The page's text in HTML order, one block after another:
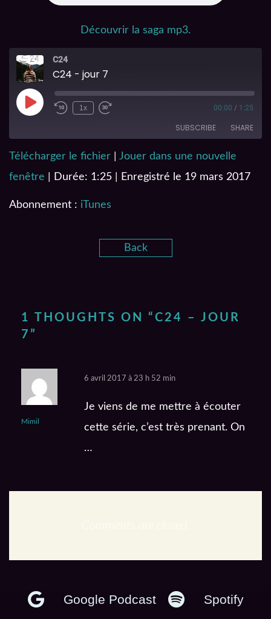
Découvrir la saga mp3.
C24
C24 - jour 7
1x 00:00 / 1:25
SUBSCRIBE SHARE
RSS FEED
Télécharger le fichier
Jouer dans une nouvelle
fenêtre
Durée: 1:25 Enregistré le 19 mars 2017
Abonnement : iTunes
Back
1 THOUGHTS ON “ C24 – JOUR
7 ”
Mimil
6 avril 2017 à 23 h 52 min
Je viens de me mettre à écouter
cette série, c’est très prenant. On
…
Google Podcast Spotify